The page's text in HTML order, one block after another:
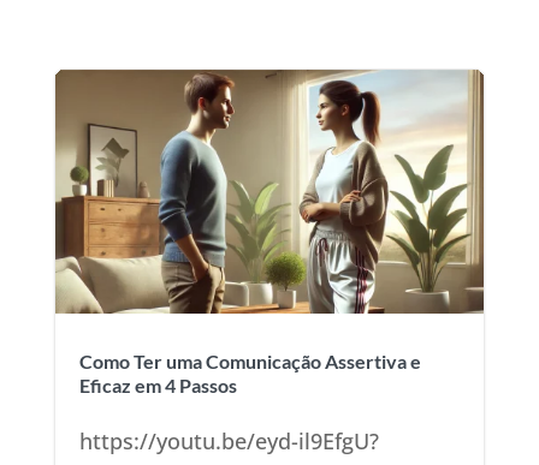
Como Ter uma Comunicação Assertiva e
Eficaz em 4 Passos
https://youtu.be/eyd-il9EfgU?